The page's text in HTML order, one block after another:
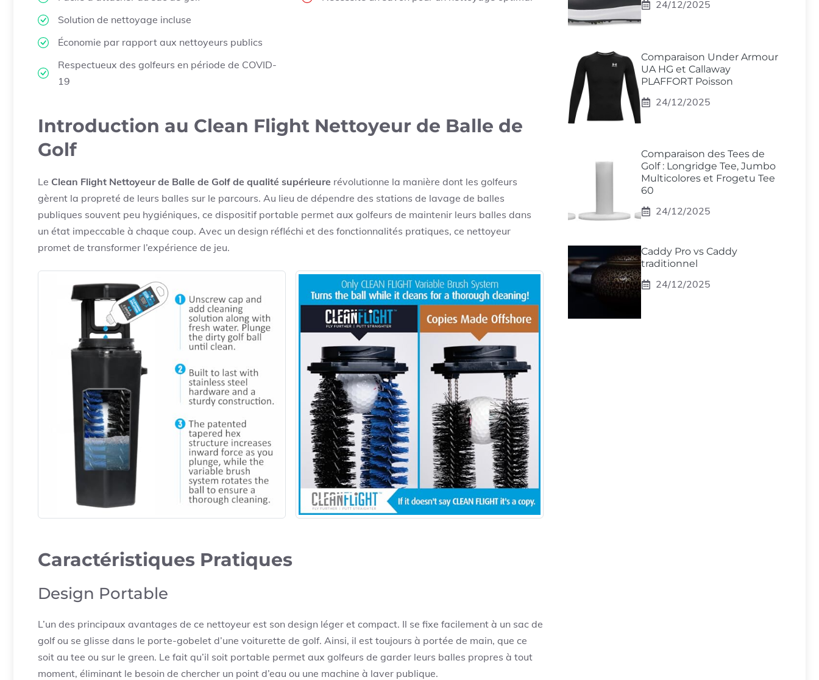
Solution de nettoyage incluse
Économie par rapport aux nettoyeurs publics
Respectueux des golfeurs en période de COVID-
19
Introduction au Clean Flight Nettoyeur de Balle de
Golf
Le Clean Flight Nettoyeur de Balle de Golf de qualité supérieure révolutionne la manière dont les golfeurs
gèrent la propreté de leurs balles sur le parcours. Au lieu de dépendre des stations de lavage de balles
publiques souvent peu hygiéniques, ce dispositif portable permet aux golfeurs de maintenir leurs balles dans
un état impeccable à chaque coup. Avec un design réfléchi et des fonctionnalités pratiques, ce nettoyeur
promet de transformer l’expérience de jeu.
Caractéristiques Pratiques
Design Portable
L’un des principaux avantages de ce nettoyeur est son design léger et compact. Il se fixe facilement à un sac de
golf ou se glisse dans le porte-gobelet d’une voiturette de golf. Ainsi, il est toujours à portée de main, que ce
soit au tee ou sur le green. Le fait qu’il soit portable permet aux golfeurs de garder leurs balles propres à tout
moment, éliminant le besoin de chercher un point d’eau ou une machine à laver publique.
24/12/2025
Comparaison Under Armour
UA HG et Callaway
PLAFFORT Poisson
24/12/2025
Comparaison des Tees de
Golf : Longridge Tee, Jumbo
Multicolores et Frogetu Tee
60
24/12/2025
Caddy Pro vs Caddy
traditionnel
24/12/2025